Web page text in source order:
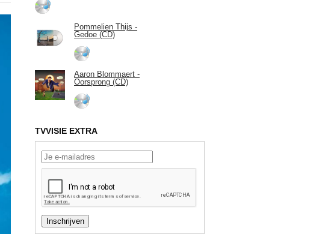
Pommelien Thijs -
Gedoe (CD)
Aaron Blommaert -
Oorsprong (CD)
TVVISIE EXTRA